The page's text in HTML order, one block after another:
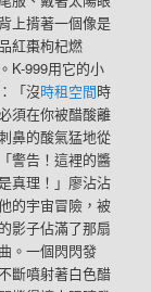
上揹著一個像是
紅棗枸杞燃
K-999用它的小
「沒時租空間時
須在你被醋酸離
鼻的酸氣猛地從
警告！這裡的醬
真理！」廖沾沾
的宇宙冒險，被
影子佔滿了那扇
。一個閃閃發
斷噴射著白色醋